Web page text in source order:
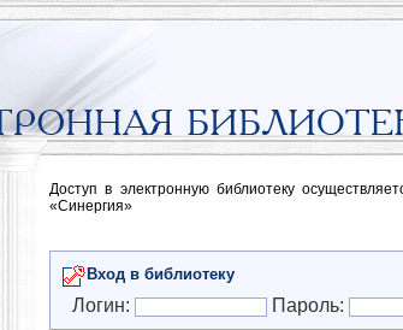
Доступ в электронную библиотеку
«Синергия»
Вход в библиотеку
Логин: Пароль: